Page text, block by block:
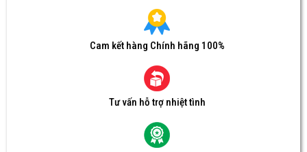
Cam kết hàng Chính hãng 100%
Tư vấn hỗ trợ nhiệt tình